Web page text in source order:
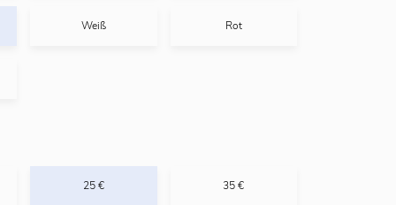
Weiß Rot
25 € 35 €